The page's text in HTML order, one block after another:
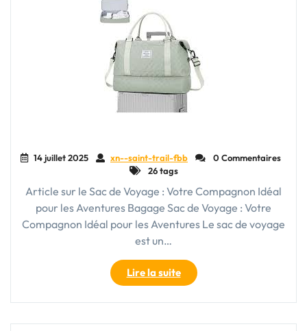
Fonctionnalité"
14 juillet 2025 xn--saint-trail-fbb
0 Commentaires
26 tags
Article sur le Sac de Voyage : Votre Compagnon Idéal
pour les Aventures Bagage Sac de Voyage : Votre
Compagnon Idéal pour les Aventures Le sac de voyage
est un…
Lire la suite"Le
Guide
Ultime